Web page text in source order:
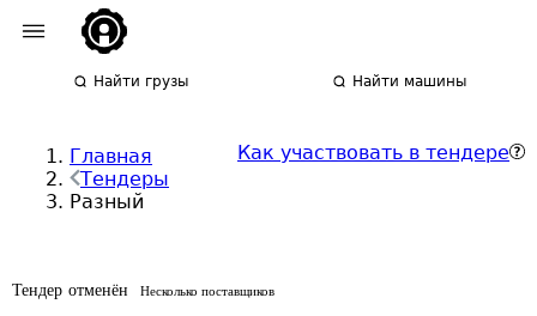
Найти грузы Найти машины
Главная
Тендеры
Разный
Как участвовать в тендере
Тендер отменён Несколько поставщиков